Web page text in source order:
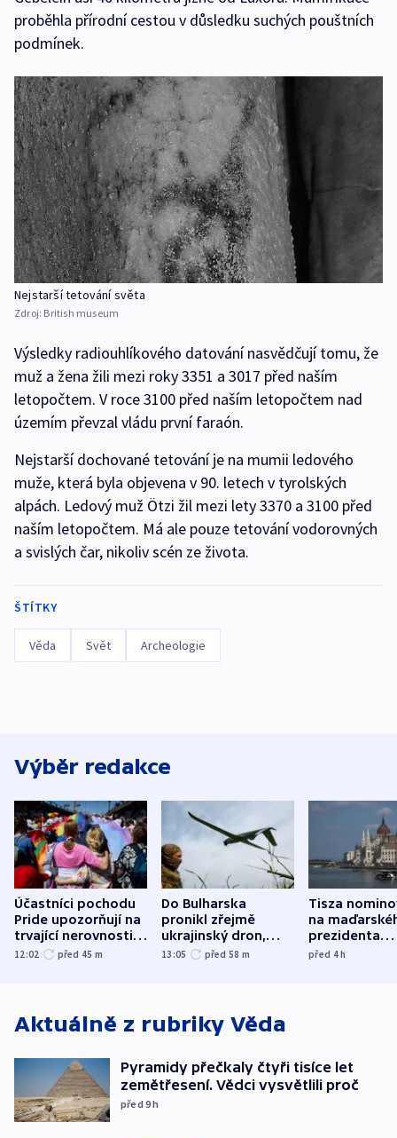
proběhla přírodní cestou v důsledku suchých pouštních
podmínek.
Nejstarší tetování světa
Zdroj: British museum
Výsledky radiouhlíkového datování nasvědčují tomu, že
muž a žena žili mezi roky 3351 a 3017 před naším
letopočtem. V roce 3100 před naším letopočtem nad
územím převzal vládu první faraón.
Nejstarší dochované tetování je na mumii ledového
muže, která byla objevena v 90. letech v tyrolských
alpách. Ledový muž Ötzi žil mezi lety 3370 a 3100 před
naším letopočtem. Má ale pouze tetování vodorovných
a svislých čar, nikoliv scén ze života.
ŠTÍTKY
Věda Svět Archeologie
Výběr redakce
Účastníci pochodu
Pride upozorňují na
trvající nerovnosti i
společenskou
12:02 před 45 m
Do Bulharska
pronikl zřejmě
ukrajinský dron,
explodoval kilometr
13:05 před 58 m
Tisza
na
prezidenta
bývalého
před 4h
Aktuálně z rubriky Věda
Pyramidy přečkaly čtyři tisíce let
zemětřesení. Vědci vysvětlili proč
před 9h